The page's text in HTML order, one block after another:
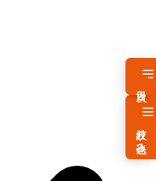
絞り込み